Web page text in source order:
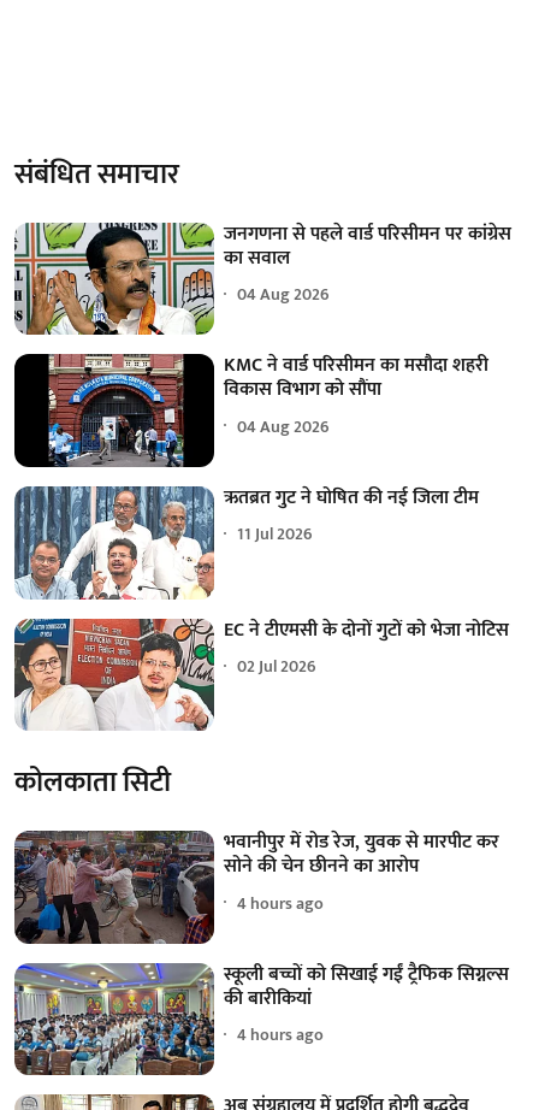
संबंधित समाचार
जनगणना से पहले वार्ड परिसीमन पर कांग्रेस
का सवाल
04 Aug 2026
KMC ने वार्ड परिसीमन का मसौदा शहरी
विकास विभाग को सौंपा
04 Aug 2026
ऋतब्रत गुट ने घोषित की नई जिला टीम
11 Jul 2026
EC ने टीएमसी के दोनों गुटों को भेजा नोटिस
02 Jul 2026
कोलकाता सिटी
भवानीपुर में रोड रेज, युवक से मारपीट कर
सोने की चेन छीनने का आरोप
4 hours ago
स्कूली बच्चों को सिखाई गईं ट्रैफिक सिग्नल्स
की बारीकियां
4 hours ago